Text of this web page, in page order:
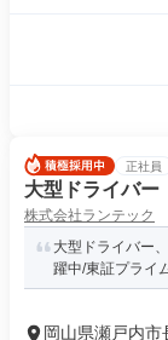
正社員
大型ドライバー
株式会社ランテック
大型ドライバー
躍中/東証プライ
岡山県瀬戸内市